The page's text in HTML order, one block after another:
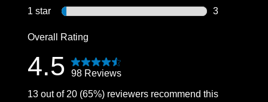
3 reviews
1 star stars
3
Overall Rating
4.5 98 Reviews
13 out of 20 (65%) reviewers recommend this